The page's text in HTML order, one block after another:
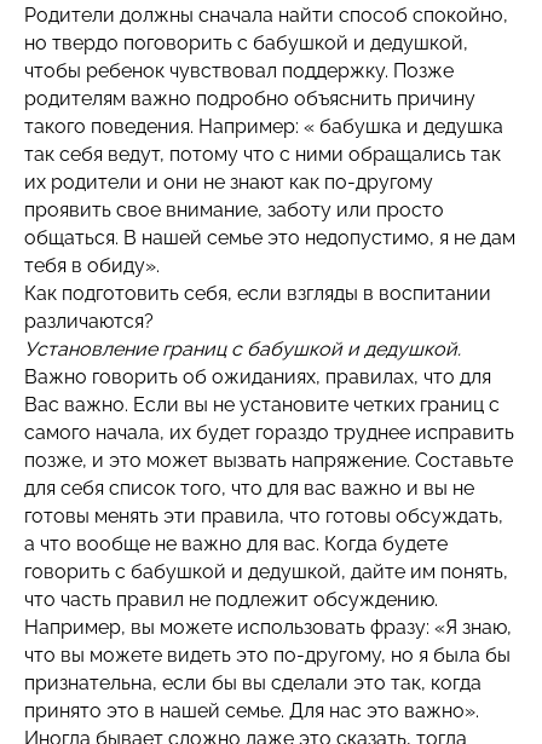
Родители должны сначала найти способ спокойно,
но твердо поговорить с бабушкой и дедушкой,
чтобы ребенок чувствовал поддержку. Позже
родителям важно подробно объяснить причину
такого поведения. Например: « бабушка и дедушка
так себя ведут, потому что с ними обращались так
их родители и они не знают как по-другому
проявить свое внимание, заботу или просто
общаться. В нашей семье это недопустимо, я не дам
тебя в обиду».
Как подготовить себя, если взгляды в воспитании
различаются?
Установление границ с бабушкой и дедушкой.
Важно говорить об ожиданиях, правилах, что для
Вас важно. Если вы не установите четких границ с
самого начала, их будет гораздо труднее исправить
позже, и это может вызвать напряжение. Составьте
для себя список того, что для вас важно и вы не
готовы менять эти правила, что готовы обсуждать,
а что вообще не важно для вас. Когда будете
говорить с бабушкой и дедушкой, дайте им понять,
что часть правил не подлежит обсуждению.
Например, вы можете использовать фразу: «Я знаю,
что вы можете видеть это по-другому, но я была бы
признательна, если бы вы сделали это так, когда
принято это в нашей семье. Для нас это важно».
Иногда бывает сложно даже это сказать, тогда